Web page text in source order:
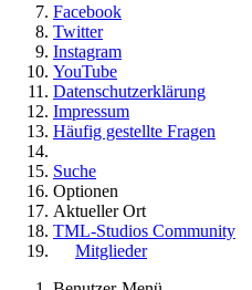
Facebook
Twitter
Instagram
YouTube
Datenschutzerklärung
Impressum
Häufig gestellte Fragen
Suche
Optionen
Aktueller Ort
TML-Studios Community
Mitglieder